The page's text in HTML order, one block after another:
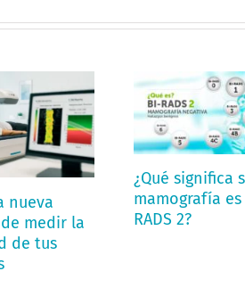
nueva
medir la
de tus
¿Qué significa
mamografía es
RADS 2?